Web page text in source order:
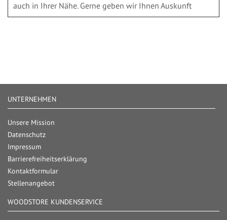
auch in Ihrer Nähe. Gerne geben wir Ihnen Auskunft
UNTERNEHMEN
Unsere Mission
Datenschutz
Impressum
Barrierefreiheitserklärung
Kontaktformular
Stellenangebot
WOODSTORE KUNDENSERVICE